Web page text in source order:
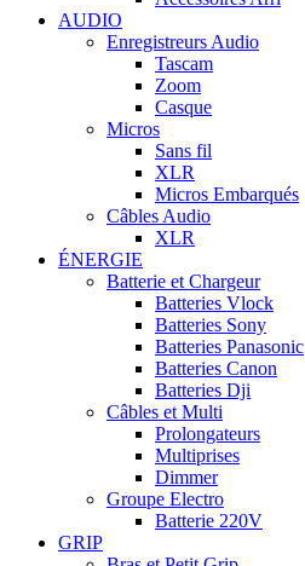
AUDIO
Enregistreurs Audio
Tascam
Zoom
Casque
Micros
Sans fil
XLR
Micros Embarqués
Câbles Audio
XLR
ÉNERGIE
Batterie et Chargeur
Batteries Vlock
Batteries Sony
Batteries Panasonic
Batteries Canon
Batteries Dji
Câbles et Multi
Prolongateurs
Multiprises
Dimmer
Groupe Electro
Batterie 220V
GRIP